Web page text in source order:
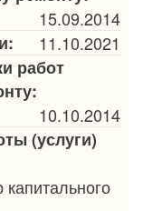
15.09.2014
11.10.2021
работ
10.10.2014
(услуги)